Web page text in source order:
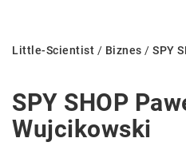
Little-Scientist / Biznes / SPY
SPY SHOP
Wujcikowski